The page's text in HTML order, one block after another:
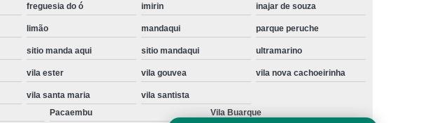
Lava e Seca
Instalação Maquina Lava e Seca Samsung
Samsung Lava e Seca
Lava e Seca Instalação
de Fogão Electrolux
Manutenção em Fogão
freguesia do ó imirin inajar de souza
limão mandaqui parque peruche
sitio manda aqui sitio mandaqui ultramarino
vila ester vila gouvea vila nova cachoeirinha
vila santa maria
vila santista
Pacaembu Vila Buarque